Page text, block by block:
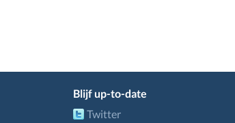
Blijf up-to-date
Twitter